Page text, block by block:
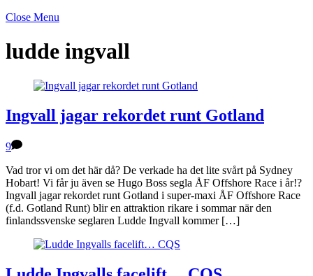
Close Menu
ludde ingvall
Ingvall jagar rekordet runt Gotland
9
Vad tror vi om det här då? De verkade ha det lite svårt på Sydney
Hobart! Vi får ju även se Hugo Boss segla ÅF Offshore Race i år!?
Ingvall jagar rekordet runt Gotland i super-maxi ÅF Offshore Race
(f.d. Gotland Runt) blir en attraktion rikare i sommar när den
finlandssvenske seglaren Ludde Ingvall kommer […]